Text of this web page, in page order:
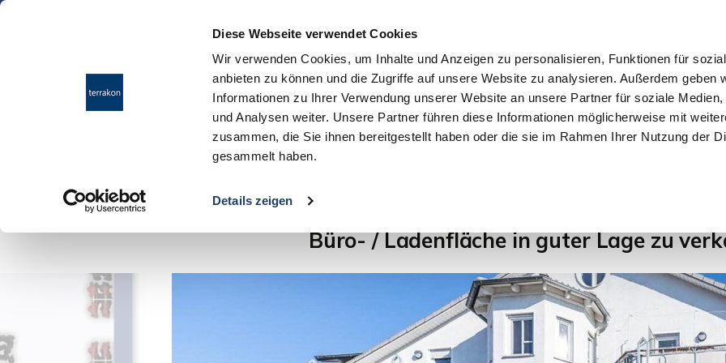
Diese Webseite verwendet Cookies
Wir verwenden Cookies, um Inhalte und Anzeigen zu personalisieren, Funktionen für
anbieten zu können und die Zugriffe auf unsere Website zu analysieren. Außerdem geben
Informationen zu Ihrer Verwendung unserer Website an unsere Partner für soziale Medien,
und Analysen weiter. Unsere Partner führen diese Informationen möglicherweise mit
zusammen, die Sie ihnen bereitgestellt haben oder die sie im Rahmen Ihrer Nutzung der
gesammelt haben.
Details zeigen
START IMMOBILIEN EIGENTÜMER
Büro- / Ladenfläche in guter Lage zu